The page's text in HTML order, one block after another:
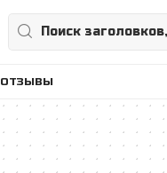
ОТЗЫВЫ